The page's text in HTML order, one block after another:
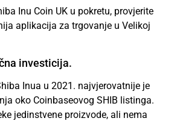
Inu Coin UK u pokretu, provjerite
aplikacija za trgovanje u Velikoj
investicija.
Inua u 2021. najvjerovatnije je
oko Coinbaseovog SHIB listinga.
jedinstvene proizvode, ali nema